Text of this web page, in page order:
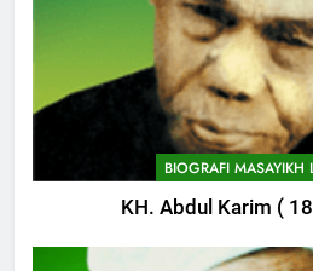
Khutbah
KHUTBAH
Khutbah
BIOGRAFI MASAYIKH
KH. Abdul Karim (
Himasal
POJOK